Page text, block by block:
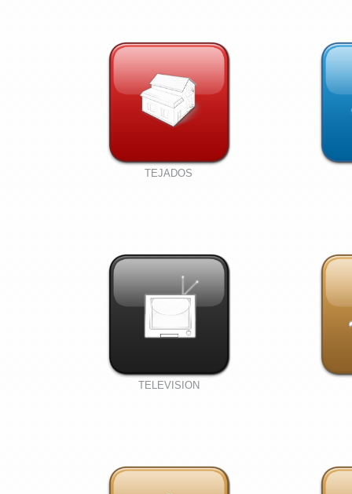
TEJADOS
TELEVISION